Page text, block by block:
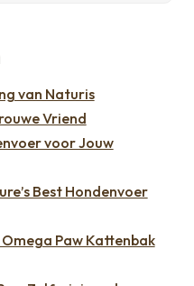
van Naturis
Vriend
voor Jouw
Best Hondenvoer
Paw Kattenbak